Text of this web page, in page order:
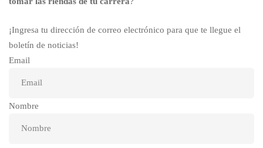
¡Ingresa tu dirección de correo electrónico para que te llegue el
boletín de noticias!
Email
Nombre